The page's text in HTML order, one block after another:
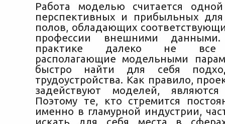
Работа моделью считается
перспективных и прибыльных
полов, обладающих
профессии внешними
практике далеко не все
располагающие модельными
быстро найти для себя
трудоустройства. Как правило,
задействуют моделей,
Поэтому те, кто стремится
именно в гламурной индустрии,